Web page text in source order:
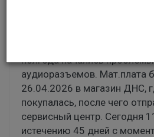
полгода начались
аудиоразъемов. Мат.плата
26.04.2026 в магазин ДНС,
покупалась, после чего
сервисный центр. Сегодня
истечению 45 дней с